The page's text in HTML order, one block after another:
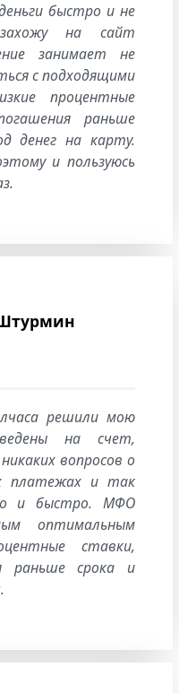
быстро и не
на сайт
занимает не
с подходящими
процентные
раньше
денег на карту.
и пользуюсь
решили мою
на счет,
вопросов о
платежах и так
и быстро. МФО
оптимальным
ставки,
раньше срока и